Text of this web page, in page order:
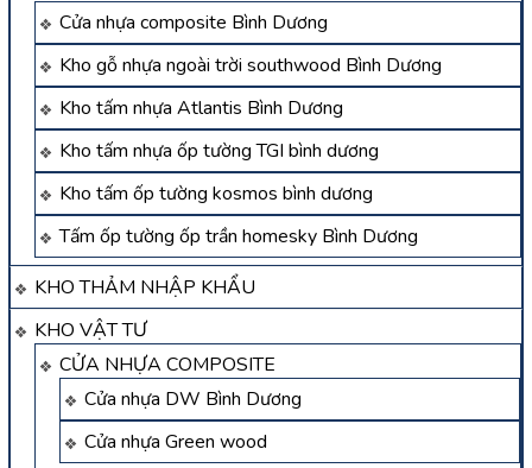
Cửa nhựa composite Bình Dương
Kho gỗ nhựa ngoài trời southwood Bình Dương
Kho tấm nhựa Atlantis Bình Dương
Kho tấm nhựa ốp tường TGI bình dương
Kho tấm ốp tường kosmos bình dương
Tấm ốp tường ốp trần homesky Bình Dương
KHO THẢM NHẬP KHẨU
KHO VẬT TƯ
CỬA NHỰA COMPOSITE
Cửa nhựa DW Bình Dương
Cửa nhựa Green wood